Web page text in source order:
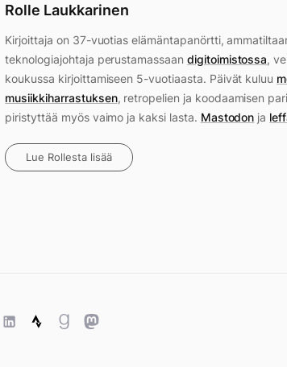
Rolle Laukkarinen
Kirjoittaja on 37-vuotias elämäntapanörtti,
teknologiajohtaja perustamassaan digitoimistossa,
koukussa kirjoittamiseen 5-vuotiaasta. Päivät kuluu
musiikkiharrastuksen, retropelien ja koodaamisen
piristyttää myös vaimo ja kaksi lasta. Mastodon ja
Lue Rollesta lisää
WordPress
StravaGoodreads
Mastodon